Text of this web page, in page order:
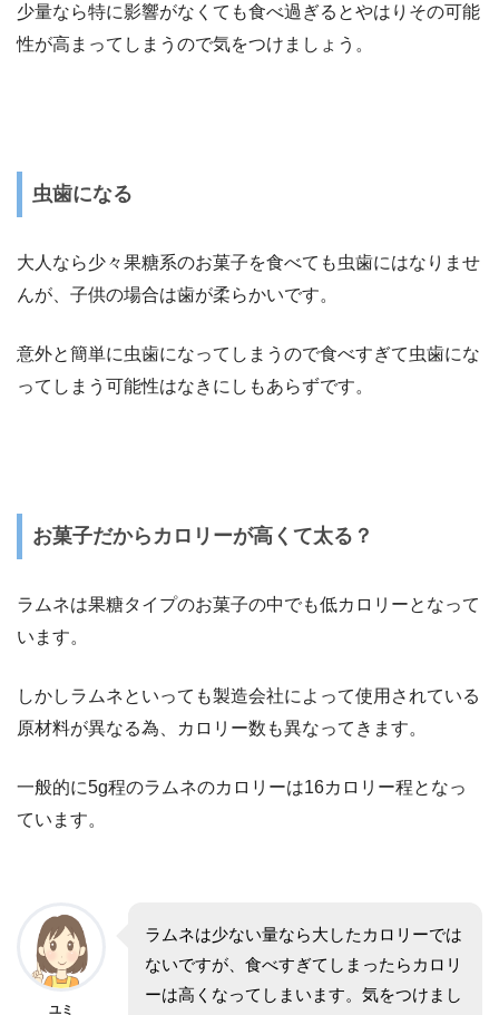
少量なら特に影響がなくても食べ過ぎるとやはりその可能
性が高まってしまうので気をつけましょう。
虫歯になる
大人なら少々果糖系のお菓子を食べても虫歯にはなりませ
んが、子供の場合は歯が柔らかいです。
意外と簡単に虫歯になってしまうので食べすぎて虫歯にな
ってしまう可能性はなきにしもあらずです。
お菓子だからカロリーが高くて太る？
ラムネは果糖タイプのお菓子の中でも低カロリーとなって
います。
しかしラムネといっても製造会社によって使用されている
原材料が異なる為、カロリー数も異なってきます。
一般的に5g程のラムネのカロリーは16カロリー程となっ
ています。
ユミ
ラムネは少ない量なら大したカロリーでは
ないですが、食べすぎてしまったらカロリ
ーは高くなってしまいます。気をつけまし